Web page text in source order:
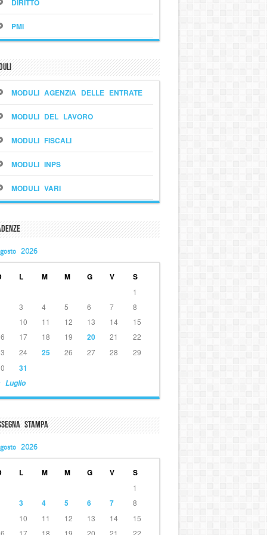
DIRITTO
PMI
MODULI AGENZIA DELLE ENTRATE
MODULI DEL LAVORO
MODULI FISCALI
MODULI INPS
MODULI VARI
2026
L M M G V S
Luglio
1
3 4 5 6 7
8
10 11 12 13 14
15
17 18 19 20 21
22
24 25 26 27 28
29
31
Stampa
2026
L M M G V S
1
3 4 5 6 7
8
10 11 12 13 14
15
17 18 19 20 21 22